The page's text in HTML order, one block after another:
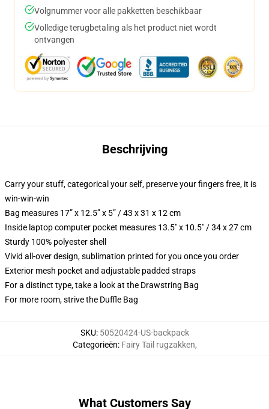
Volgnummer voor alle pakketten beschikbaar
Volledige terugbetaling als het product niet wordt
ontvangen
Beschrijving
Carry your stuff, categorical your self, preserve your fingers free, it is
win-win-win
Bag measures 17” x 12.5” x 5” / 43 x 31 x 12 cm
Inside laptop computer pocket measures 13.5" x 10.5" / 34 x 27 cm
Sturdy 100% polyester shell
Vivid all-over design, sublimation printed for you once you order
Exterior mesh pocket and adjustable padded straps
For a distinct type, take a look at the Drawstring Bag
For more room, strive the Duffle Bag
SKU: 50520424-US-backpack
Categorieën: Fairy Tail rugzakken,
What Customers Say